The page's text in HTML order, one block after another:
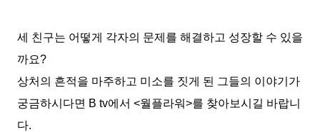
세 친구는 어떻게 각자의 문제를 해결하고 성장할 수 있을
까요?
상처의 흔적을 마주하고 미소를 짓게 된 그들의 이야기가
궁금하시다면 B tv에서 <월플라워>를 찾아보시길 바랍니
다.